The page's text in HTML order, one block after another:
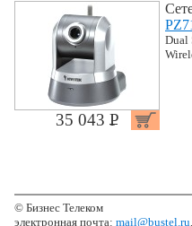
35 043 P УБ.
Dual
© Бизнес Телеком
электронная почта: mail@bustel.ru